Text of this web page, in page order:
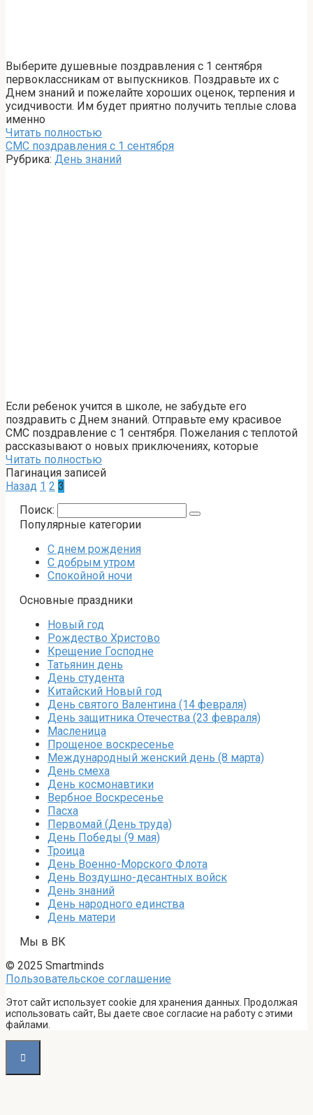
Выберите душевные поздравления с 1 сентября
первоклассникам от выпускников. Поздравьте их с
Днем знаний и пожелайте хороших оценок, терпения и
усидчивости. Им будет приятно получить теплые слова
именно
Читать полностью
СМС поздравления с 1 сентября
Рубрика: День знаний
Если ребенок учится в школе, не забудьте его
поздравить с Днем знаний. Отправьте ему красивое
СМС поздравление с 1 сентября. Пожелания с теплотой
рассказывают о новых приключениях, которые
Читать полностью
Пагинация записей
Назад 1 2 3
Поиск:
Популярные категории
С днем рождения
С добрым утром
Спокойной ночи
Основные праздники
Новый год
Рождество Христово
Крещение Господне
Татьянин день
День студента
Китайский Новый год
День святого Валентина (14 февраля)
День защитника Отечества (23 февраля)
Масленица
Прощеное воскресенье
Международный женский день (8 марта)
День смеха
День космонавтики
Вербное Воскресенье
Пасха
Первомай (День труда)
День Победы (9 мая)
Троица
День Военно-Морского Флота
День Воздушно-десантных войск
День знаний
День народного единства
День матери
Мы в ВК
© 2025 Smartminds
Пользовательское соглашение
Этот сайт использует cookie для хранения данных. Продолжая
использовать сайт, Вы даете свое согласие на работу с этими
файлами.